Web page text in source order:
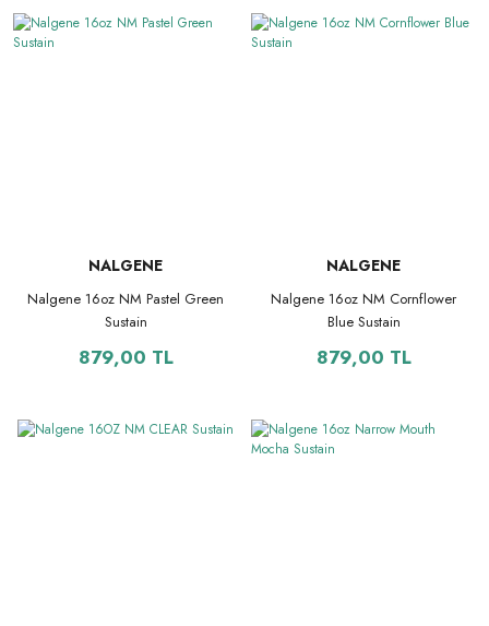
NALGENE
Nalgene 16oz NM Pastel Green
Sustain
879,00 TL
NALGENE
Nalgene 16oz NM Cornflower
Blue Sustain
879,00 TL